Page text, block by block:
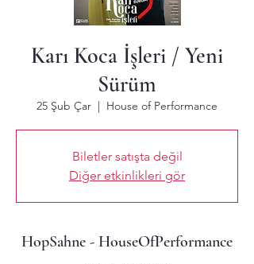
Karı Koca İşleri / Yeni
Sürüm
25 Şub Çar
  |
House of Performance
Biletler satışta değil
Diğer etkinlikleri gör
HopSahne - HouseOfPerformance